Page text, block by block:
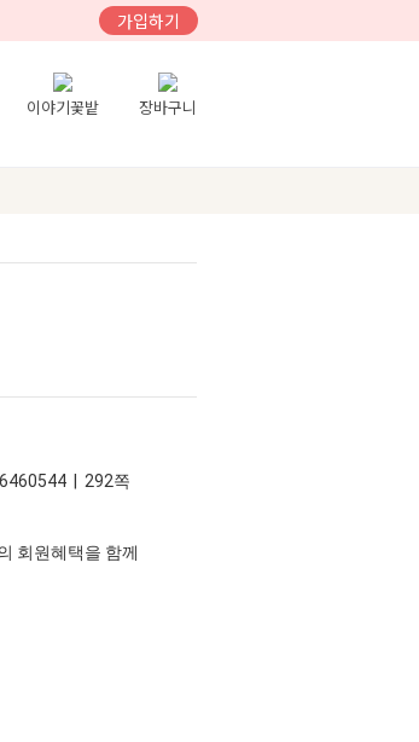
가입하기
이야기꽃밭 장바구니
| 292쪽
회원혜택을 함께